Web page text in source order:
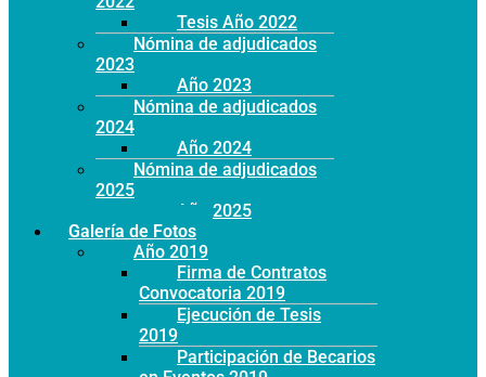
Tesis Año 2022
Nómina de adjudicados
2023
Año 2023
Nómina de adjudicados
2024
Año 2024
Nómina de adjudicados
2025
Año 2025
Galería de Fotos
Año 2019
Firma de Contratos
Convocatoria 2019
Ejecución de Tesis
2019
Participación de Becarios